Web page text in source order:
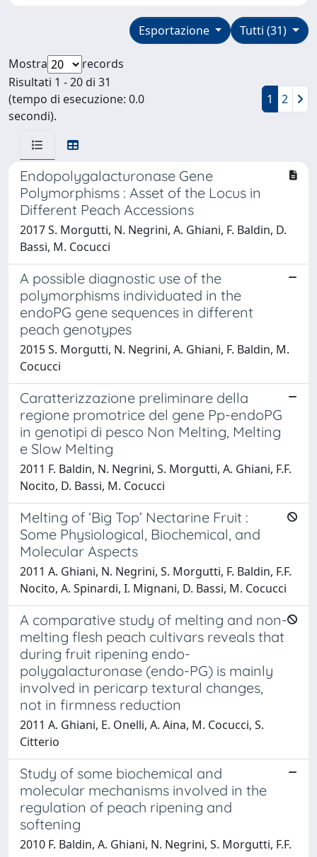
Tutti (31)
Esportazione
Mostra
records
Risultati 1 - 20 di 31
(tempo di esecuzione: 0.0
secondi).
1 2
Endopolygalacturonase Gene
Polymorphisms : Asset of the Locus in
Different Peach Accessions
2017 S. Morgutti, N. Negrini, A. Ghiani, F. Baldin, D.
Bassi, M. Cocucci
A possible diagnostic use of the
polymorphisms individuated in the
endoPG gene sequences in different
peach genotypes
2015 S. Morgutti, N. Negrini, A. Ghiani, F. Baldin, M.
Cocucci
Caratterizzazione preliminare della
regione promotrice del gene Pp-endoPG
in genotipi di pesco Non Melting, Melting
e Slow Melting
2011 F. Baldin, N. Negrini, S. Morgutti, A. Ghiani, F.F.
Nocito, D. Bassi, M. Cocucci
Melting of ‘Big Top’ Nectarine Fruit :
Some Physiological, Biochemical, and
Molecular Aspects
2011 A. Ghiani, N. Negrini, S. Morgutti, F. Baldin, F.F.
Nocito, A. Spinardi, I. Mignani, D. Bassi, M. Cocucci
A comparative study of melting and non-
melting flesh peach cultivars reveals that
during fruit ripening endo-
polygalacturonase (endo-PG) is mainly
involved in pericarp textural changes,
not in firmness reduction
2011 A. Ghiani, E. Onelli, A. Aina, M. Cocucci, S.
Citterio
Study of some biochemical and
molecular mechanisms involved in the
regulation of peach ripening and
softening
2010 F. Baldin, A. Ghiani, N. Negrini, S. Morgutti, F.F.